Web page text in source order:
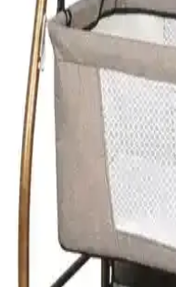
Polly Baby Keten
Portatif Bebek
Bu karşılaştırma Polly
Svava Portatif Bebek
kolaylığı ve taşınabilirlik
türü ve kullanıcı geri
Chicco Next2me
Elektrikli Beşik
Chicco Next2me Magic Evo
özellikleri, kullanıcı
uygun beşik seçeneğini
Holmen Milas ve